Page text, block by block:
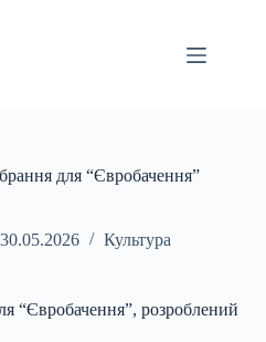
для “Євробачення”
30.05.2026 Культура
“Євробачення”, розроблений